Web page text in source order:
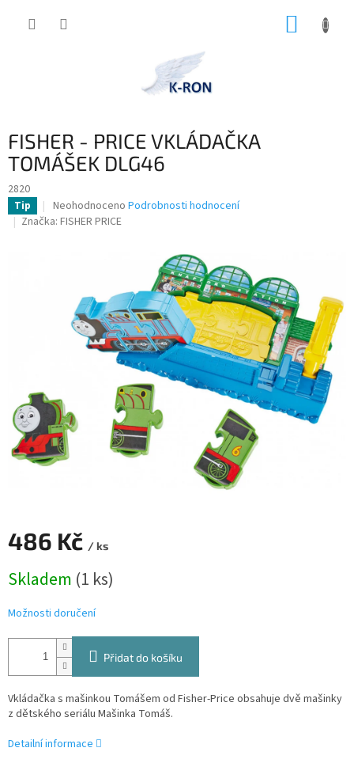
FISHER - PRICE VKLÁDAČKA
TOMÁŠEK DLG46
2820
Tip
Průměrné
hodnocení
hvězdiček.
Neohodnoceno Podrobnosti hodnocení
Značka: FISHER PRICE
486 Kč / ks
cena:
Skladem (1 ks)
Možnosti doručení
Přidat do košíku
Vkládačka s mašinkou Tomášem od Fisher-Price obsahuje dvě mašinky
z dětského seriálu Mašinka Tomáš.
Detailní informace